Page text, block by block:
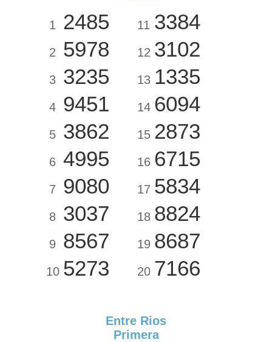
1 2485
2 5978
3 3235
4 9451
5 3862
6 4995
7 9080
8 3037
9 8567
10 5273
11 3384
12 3102
13 1335
14 6094
15 2873
16 6715
17 5834
18 8824
19 8687
20 7166
Entre Rios
Primera